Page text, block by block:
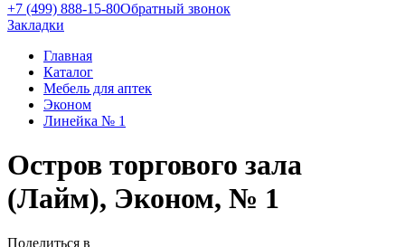
+7 (499) 888-15-80Обратный звонок
Закладки
Главная
Каталог
Мебель для аптек
Эконом
Линейка № 1
Остров торгового зала
(Лайм), Эконом, № 1
Поделиться в